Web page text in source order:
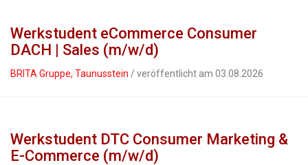
Werkstudent eCommerce Consumer
DACH | Sales (m/w/d)
BRITA Gruppe, Taunusstein / veröffentlicht am 03.08.2026
Werkstudent DTC Consumer Marketing &
E-Commerce (m/w/d)